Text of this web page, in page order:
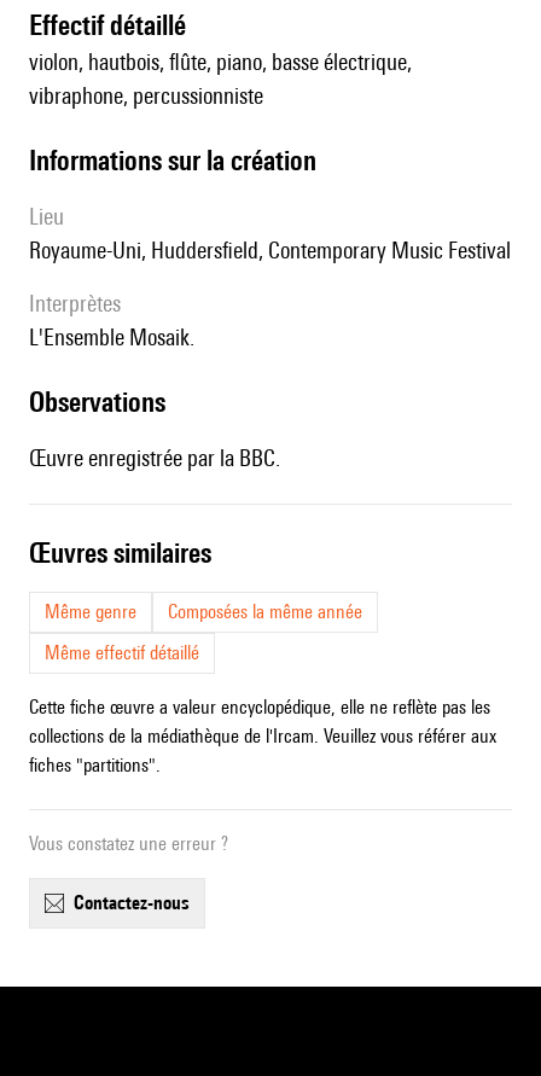
effectif détaillé
violon, hautbois, flûte, piano, basse électrique,
vibraphone, percussionniste
informations sur la création
lieu
Royaume-Uni, Huddersfield, Contemporary Music Festival
interprètes
l'Ensemble Mosaik.
observations
Œuvre enregistrée par la BBC.
œuvres similaires
Même genre
Composées la même année
Même effectif détaillé
Cette fiche œuvre a valeur encyclopédique, elle ne reflète pas les
collections de la médiathèque de l'Ircam. Veuillez vous référer aux
fiches "partitions".
Vous constatez une erreur ?
contactez-nous